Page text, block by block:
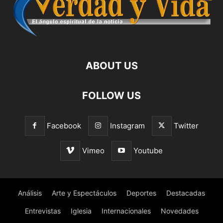
ABOUT US
FOLLOW US
Facebook Instagram Twitter
Vimeo Youtube
Análisis Arte y Espectáculos Deportes Destacadas
Entrevistas Iglesia Internacionales Novedades